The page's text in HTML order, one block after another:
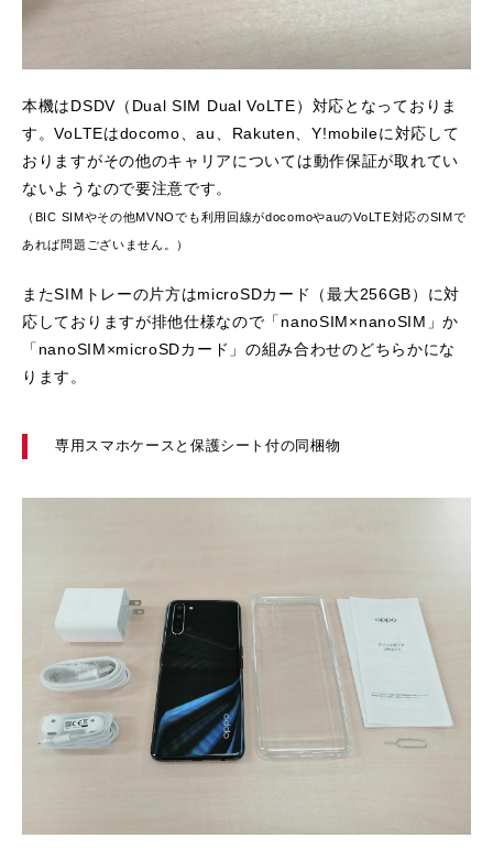
本機はDSDV（Dual SIM Dual VoLTE）対応となっておりま
す。VoLTEはdocomo、au、Rakuten、Y!mobileに対応して
おりますがその他のキャリアについては動作保証が取れてい
ないようなので要注意です。
（BIC SIMやその他MVNOでも利用回線がdocomoやauのVoLTE対応のSIMで
あれば問題ございません。）
またSIMトレーの片方はmicroSDカード（最大256GB）に対
応しておりますが排他仕様なので「nanoSIM×nanoSIM」か
「nanoSIM×microSDカード」の組み合わせのどちらかにな
ります。
専用スマホケースと保護シート付の同梱物